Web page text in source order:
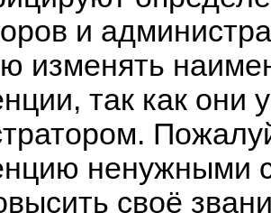
и
изменять
так как они
ненужными
своё